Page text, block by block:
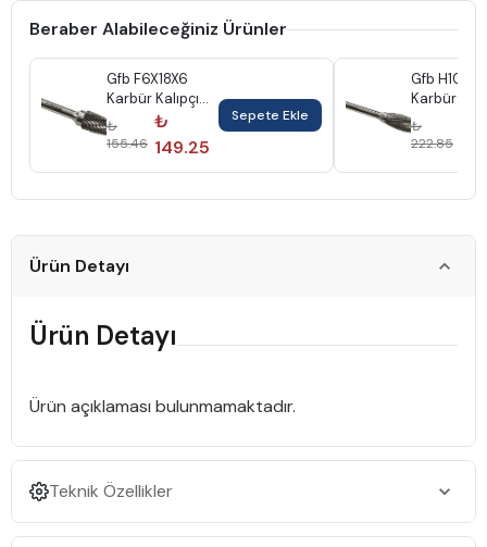
Beraber Alabileceğiniz Ürünler
Gfb F6X18X6
Karbür Kalıpçı
Freze Küre Uçlu
Çam Gfb3235
₺
155.46
₺
149.25
Sepete Ekle
Gfb
Karbür
Freze Alev
Gfb3247
₺
222.85
Ürün Detayı
Ürün Detayı
Ürün açıklaması bulunmamaktadır.
Teknik Özellikler